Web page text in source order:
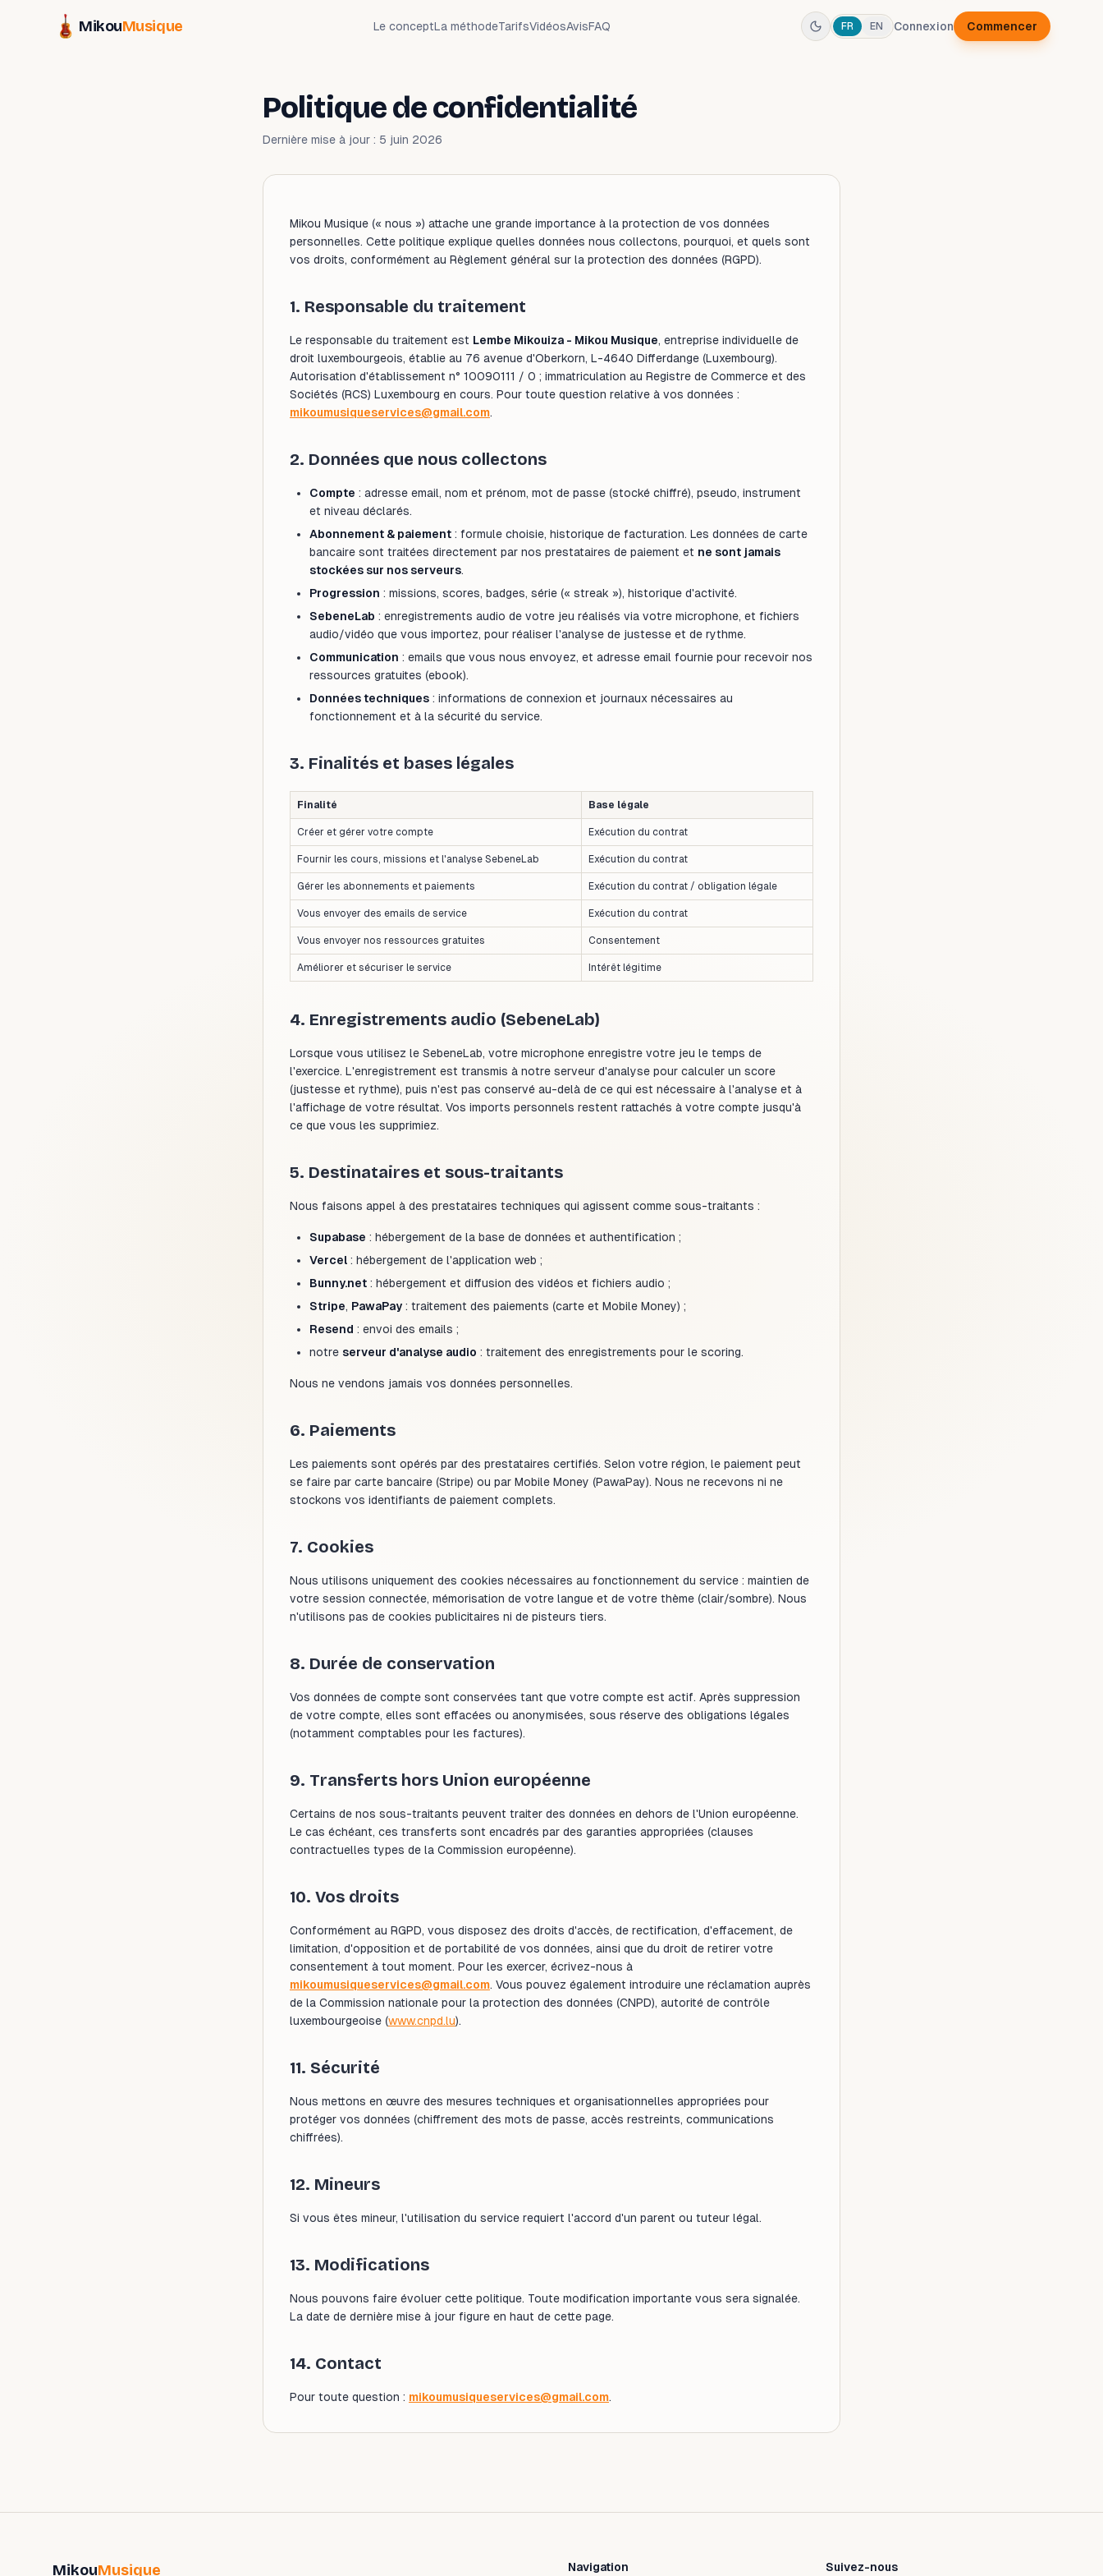
MikouMusique Le conceptLa méthodeTarifsVidéosAvisFAQ FR EN Connexion Commencer
Politique de confidentialité
Dernière mise à jour : 5 juin 2026
Mikou Musique (« nous ») attache une grande importance à la protection de vos données
personnelles. Cette politique explique quelles données nous collectons, pourquoi, et quels sont
vos droits, conformément au Règlement général sur la protection des données (RGPD).
1. Responsable du traitement
Le responsable du traitement est Lembe Mikouiza - Mikou Musique, entreprise individuelle de
droit luxembourgeois, établie au 76 avenue d'Oberkorn, L-4640 Differdange (Luxembourg).
Autorisation d'établissement n° 10090111 / 0 ; immatriculation au Registre de Commerce et des
Sociétés (RCS) Luxembourg en cours. Pour toute question relative à vos données :
mikoumusiqueservices@gmail.com.
2. Données que nous collectons
Compte : adresse email, nom et prénom, mot de passe (stocké chiffré), pseudo, instrument
et niveau déclarés.
Abonnement & paiement : formule choisie, historique de facturation. Les données de carte
bancaire sont traitées directement par nos prestataires de paiement et ne sont jamais
stockées sur nos serveurs.
Progression : missions, scores, badges, série (« streak »), historique d'activité.
SebeneLab : enregistrements audio de votre jeu réalisés via votre microphone, et fichiers
audio/vidéo que vous importez, pour réaliser l'analyse de justesse et de rythme.
Communication : emails que vous nous envoyez, et adresse email fournie pour recevoir nos
ressources gratuites (ebook).
Données techniques : informations de connexion et journaux nécessaires au
fonctionnement et à la sécurité du service.
3. Finalités et bases légales
Finalité Base légale
Créer et gérer votre compte Exécution du contrat
Fournir les cours, missions et l'analyse SebeneLab Exécution du contrat
Gérer les abonnements et paiements Exécution du contrat / obligation légale
Vous envoyer des emails de service Exécution du contrat
Vous envoyer nos ressources gratuites Consentement
Améliorer et sécuriser le service Intérêt légitime
4. Enregistrements audio (SebeneLab)
Lorsque vous utilisez le SebeneLab, votre microphone enregistre votre jeu le temps de
l'exercice. L'enregistrement est transmis à notre serveur d'analyse pour calculer un score
(justesse et rythme), puis n'est pas conservé au-delà de ce qui est nécessaire à l'analyse et à
l'affichage de votre résultat. Vos imports personnels restent rattachés à votre compte jusqu'à
ce que vous les supprimiez.
5. Destinataires et sous-traitants
Nous faisons appel à des prestataires techniques qui agissent comme sous-traitants :
Supabase : hébergement de la base de données et authentification ;
Vercel : hébergement de l'application web ;
Bunny.net : hébergement et diffusion des vidéos et fichiers audio ;
Stripe, PawaPay : traitement des paiements (carte et Mobile Money) ;
Resend : envoi des emails ;
notre serveur d'analyse audio : traitement des enregistrements pour le scoring.
Nous ne vendons jamais vos données personnelles.
6. Paiements
Les paiements sont opérés par des prestataires certifiés. Selon votre région, le paiement peut
se faire par carte bancaire (Stripe) ou par Mobile Money (PawaPay). Nous ne recevons ni ne
stockons vos identifiants de paiement complets.
7. Cookies
Nous utilisons uniquement des cookies nécessaires au fonctionnement du service : maintien de
votre session connectée, mémorisation de votre langue et de votre thème (clair/sombre). Nous
n'utilisons pas de cookies publicitaires ni de pisteurs tiers.
8. Durée de conservation
Vos données de compte sont conservées tant que votre compte est actif. Après suppression
de votre compte, elles sont effacées ou anonymisées, sous réserve des obligations légales
(notamment comptables pour les factures).
9. Transferts hors Union européenne
Certains de nos sous-traitants peuvent traiter des données en dehors de l'Union européenne.
Le cas échéant, ces transferts sont encadrés par des garanties appropriées (clauses
contractuelles types de la Commission européenne).
10. Vos droits
Conformément au RGPD, vous disposez des droits d'accès, de rectification, d'effacement, de
limitation, d'opposition et de portabilité de vos données, ainsi que du droit de retirer votre
consentement à tout moment. Pour les exercer, écrivez-nous à
mikoumusiqueservices@gmail.com. Vous pouvez également introduire une réclamation auprès
de la Commission nationale pour la protection des données (CNPD), autorité de contrôle
luxembourgeoise (www.cnpd.lu).
11. Sécurité
Nous mettons en œuvre des mesures techniques et organisationnelles appropriées pour
protéger vos données (chiffrement des mots de passe, accès restreints, communications
chiffrées).
12. Mineurs
Si vous êtes mineur, l'utilisation du service requiert l'accord d'un parent ou tuteur légal.
13. Modifications
Nous pouvons faire évoluer cette politique. Toute modification importante vous sera signalée.
La date de dernière mise à jour figure en haut de cette page.
14. Contact
Pour toute question : mikoumusiqueservices@gmail.com.
MikouMusique Navigation Suivez-nous